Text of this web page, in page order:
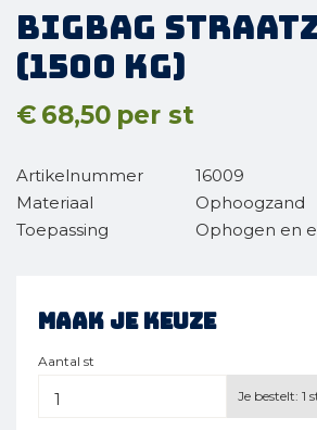
BigBag
(1500 kg)
€ 68,50 per st
Artikelnummer
16009
Materiaal
Ophoogzand
Toepassing
Ophogen en
Maak je keuze
Aantal st
Je bestelt: 1